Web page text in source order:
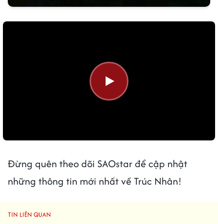
Đừng quên theo dõi SAOstar để cập nhật
những thông tin mới nhất về Trúc Nhân!
TIN LIÊN QUAN